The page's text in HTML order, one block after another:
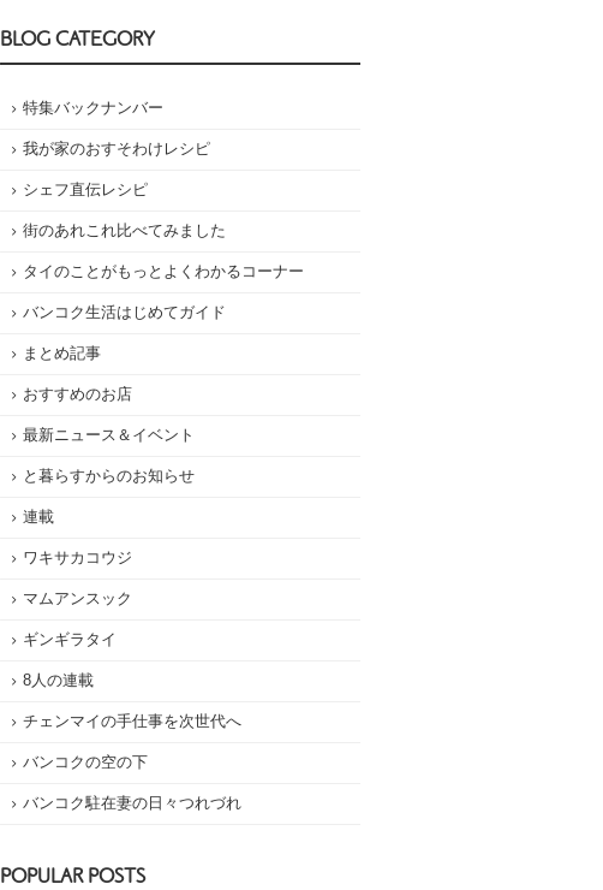
BLOG CATEGORY
特集バックナンバー
我が家のおすそわけレシピ
シェフ直伝レシピ
街のあれこれ比べてみました
タイのことがもっとよくわかるコーナー
バンコク生活はじめてガイド
まとめ記事
おすすめのお店
最新ニュース＆イベント
と暮らすからのお知らせ
連載
ワキサカコウジ
マムアンスック
ギンギラタイ
8人の連載
チェンマイの手仕事を次世代へ
バンコクの空の下
バンコク駐在妻の日々つれづれ
POPULAR POSTS